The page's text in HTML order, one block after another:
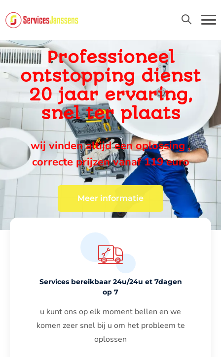
Professioneel
ontstopping dienst
20 jaar ervaring,
snel ter plaats
wij vinden altijd een oplossing ,
correcte prijzen vanaf 119 euro
Meer informatie
Services bereikbaar 24u/24u et 7dagen
op 7
u kunt ons op elk moment bellen en we
komen zeer snel bij u om het probleem te
oplossen